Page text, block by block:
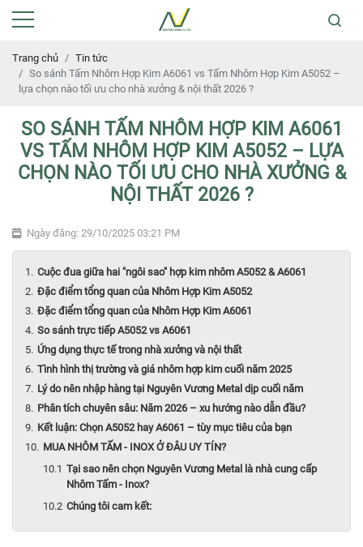
Trang chủ
Tin tức
So sánh Tấm Nhôm Hợp Kim A6061 vs Tấm Nhôm Hợp Kim A5052 –
lựa chọn nào tối ưu cho nhà xưởng & nội thất 2026 ?
SO SÁNH TẤM NHÔM HỢP KIM A6061
VS TẤM NHÔM HỢP KIM A5052 – LỰA
CHỌN NÀO TỐI ƯU CHO NHÀ XƯỞNG &
NỘI THẤT 2026 ?
Ngày đăng: 29/10/2025 03:21 PM
Cuộc đua giữa hai "ngôi sao" hợp kim nhôm A5052 & A6061
Đặc điểm tổng quan của Nhôm Hợp Kim A5052
Đặc điểm tổng quan của Nhôm Hợp Kim A6061
So sánh trực tiếp A5052 vs A6061
Ứng dụng thực tế trong nhà xưởng và nội thất
Tình hình thị trường và giá nhôm hợp kim cuối năm 2025
Lý do nên nhập hàng tại Nguyên Vương Metal dịp cuối năm
Phân tích chuyên sâu: Năm 2026 – xu hướng nào dẫn đầu?
Kết luận: Chọn A5052 hay A6061 – tùy mục tiêu của bạn
MUA NHÔM TẤM - INOX Ở ĐÂU UY TÍN?
Tại sao nên chọn Nguyên Vương Metal là nhà cung cấp
Nhôm Tấm - Inox?
Chúng tôi cam kết: